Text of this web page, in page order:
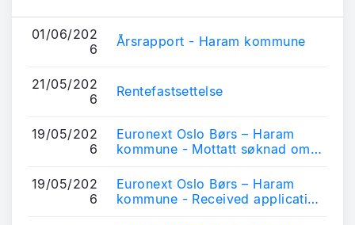
01/06/202
6
Årsrapport - Haram kommune
21/05/202
6
Rentefastsettelse
19/05/202
6
Euronext Oslo Børs – Haram
kommune - Mottatt søknad om
19/05/202
6
Euronext Oslo Børs – Haram
kommune - Received application